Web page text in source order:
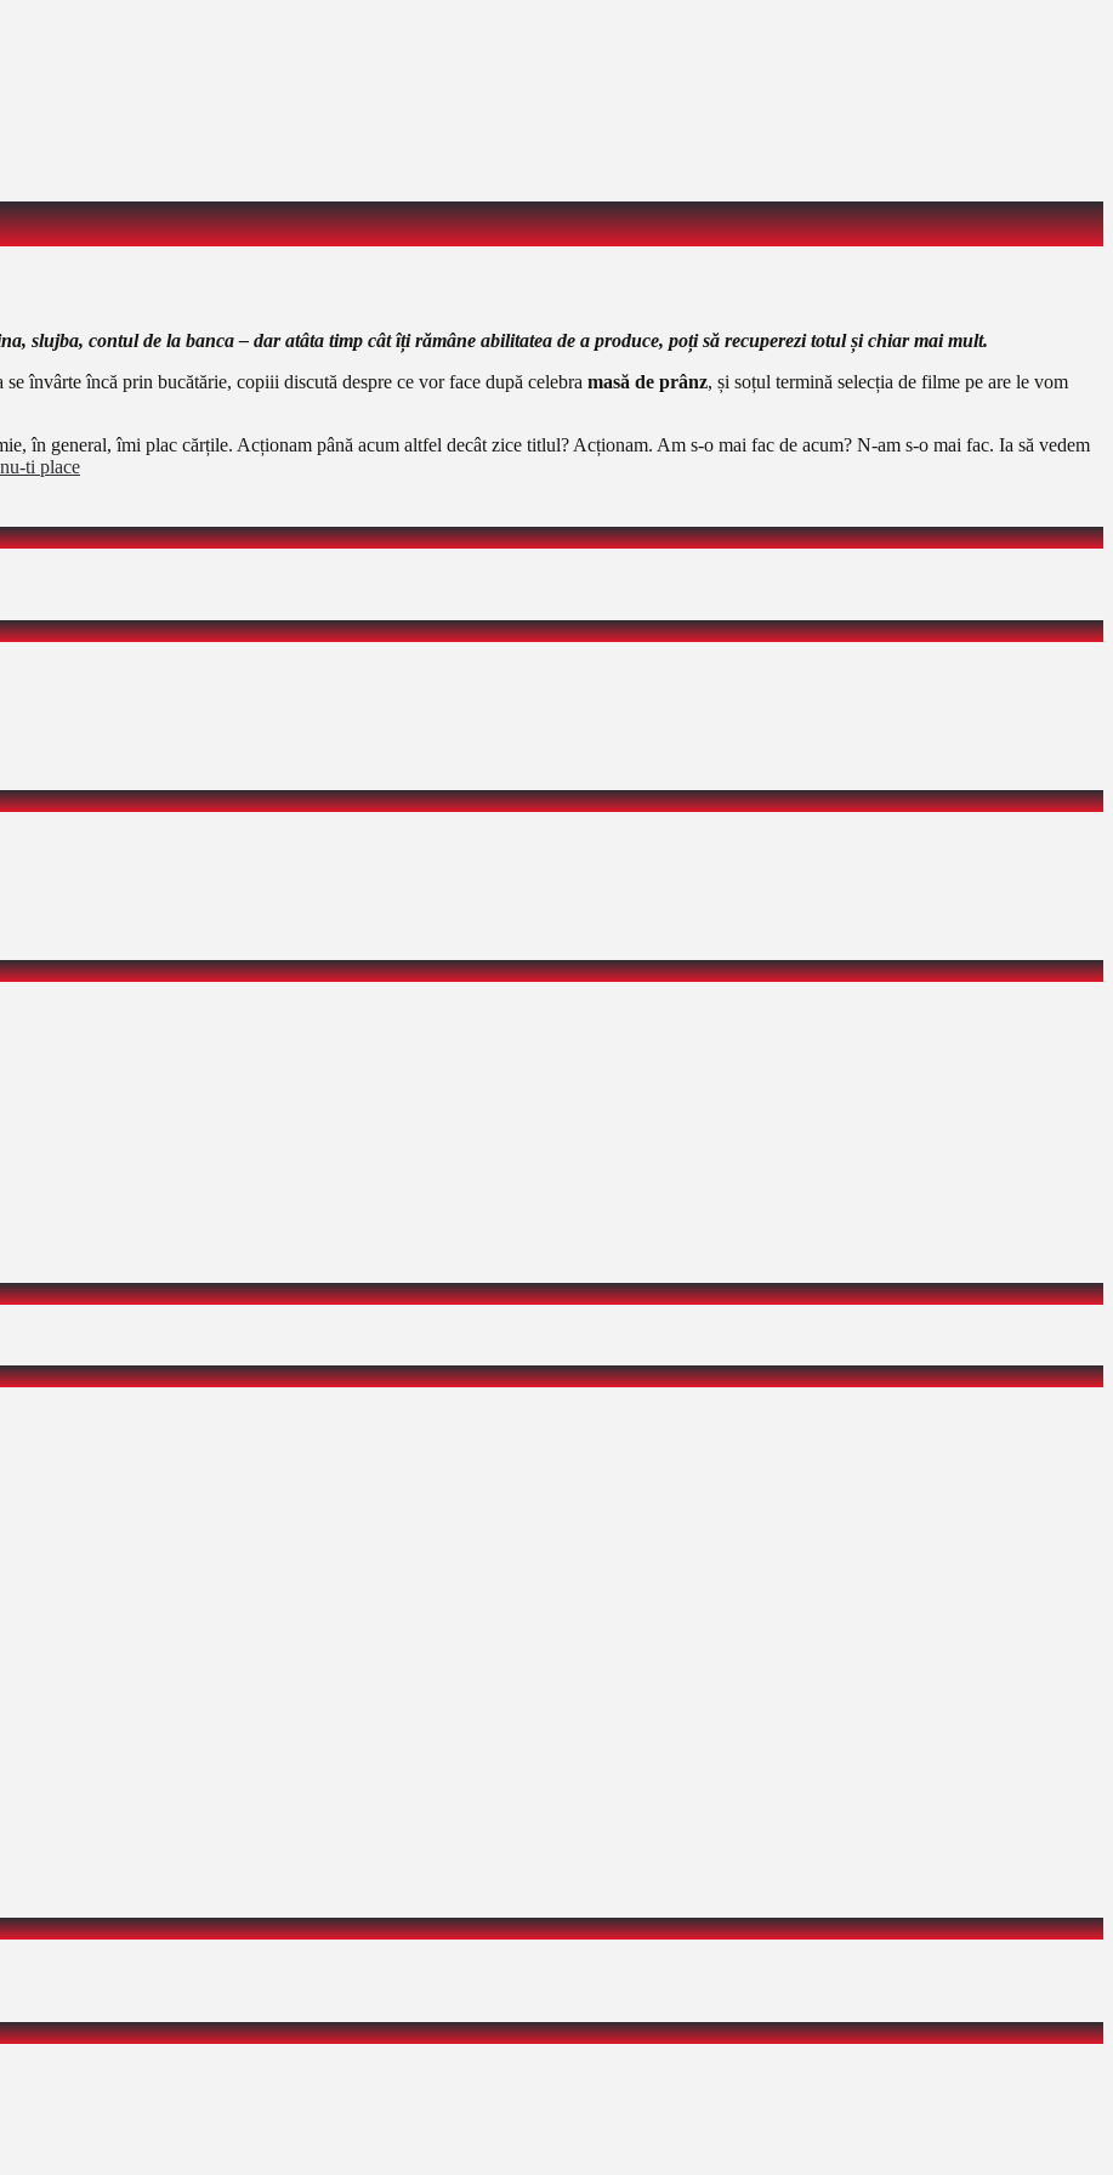
slujba, contul de la banca – dar atâta timp cât îți rămâne abilitatea de a produce, poți să recuperezi totul și chiar mai mult.
învârte încă prin bucătărie, copiii discută despre ce vor face după celebra masă de prânz, și soțul termină selecția de filme pe are le vom
în general, îmi plac cărțile. Acționam până acum altfel decât zice titlul? Acționam. Am s-o mai fac de acum? N-am s-o mai fac. Ia să vedem
ti place